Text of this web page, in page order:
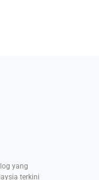
yang
terkini